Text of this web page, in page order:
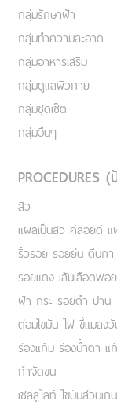
กลุ่มรักษาฝ้า
กลุ่มทำความสะอาด
กลุ่มอาหารเสริม
กลุ่มดูแลผิวกาย
กลุ่มชุดเซ็ต
กลุ่มอื่นๆ
PROCEDURES
สิว
แผลเป็นสิว คีลอยด์ แ
ริ้วรอย รอยย่น ตีนก
รอยแดง เส้นเลือดฟอย
ฝ้า กระ รอยดำ ปาน
ต่อมไขมัน ไฝ ขี้แมลง
ร่องแก้ม ร่องน้ำตา แ
กำจัดขน
เชลลูไลท์ ไขมันส่วนเ